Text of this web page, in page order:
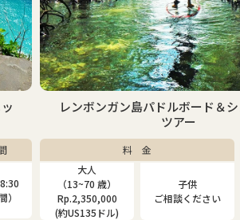
）
レンボンガン島マングローブ＆シ
アー
料 金
大人
（13~80 歳）
Rp.2,000,000
(約US115ドル)
（4~12 歳）
Rp.1,310,000